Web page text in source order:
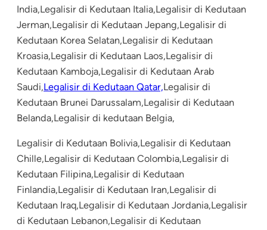
India,Legalisir di Kedutaan Italia,Legalisir di Kedutaan
Jerman,Legalisir di Kedutaan Jepang,Legalisir di
Kedutaan Korea Selatan,Legalisir di Kedutaan
Kroasia,Legalisir di Kedutaan Laos,Legalisir di
Kedutaan Kamboja,Legalisir di Kedutaan Arab
Saudi,Legalisir di Kedutaan Qatar,Legalisir di
Kedutaan Brunei Darussalam,Legalisir di Kedutaan
Belanda,Legalisir di kedutaan Belgia,
Legalisir di Kedutaan Bolivia,Legalisir di Kedutaan
Chille,Legalisir di Kedutaan Colombia,Legalisir di
Kedutaan Filipina,Legalisir di Kedutaan
Finlandia,Legalisir di Kedutaan Iran,Legalisir di
Kedutaan Iraq,Legalisir di Kedutaan Jordania,Legalisir
di Kedutaan Lebanon,Legalisir di Kedutaan